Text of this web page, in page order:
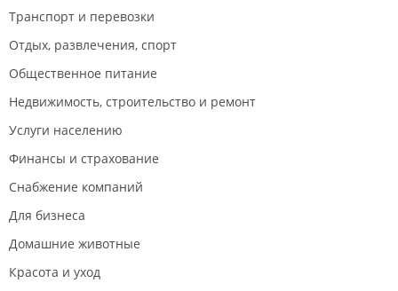
Транспорт и перевозки
Отдых, развлечения, спорт
Общественное питание
Недвижимость, строительство и ремонт
Услуги населению
Финансы и страхование
Снабжение компаний
Для бизнеса
Домашние животные
Красота и уход